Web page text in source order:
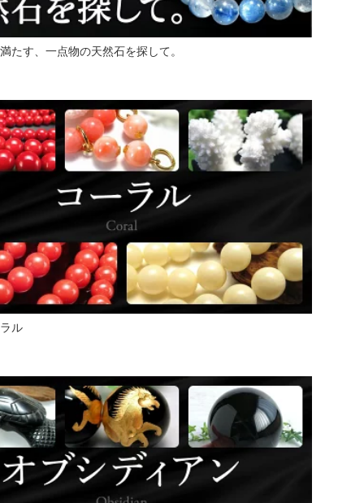
たす、一点物の天然石を探して。
ル